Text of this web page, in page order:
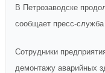
В Петрозаводске
сообщает пресс-
Сотрудники
демонтажу аварийных